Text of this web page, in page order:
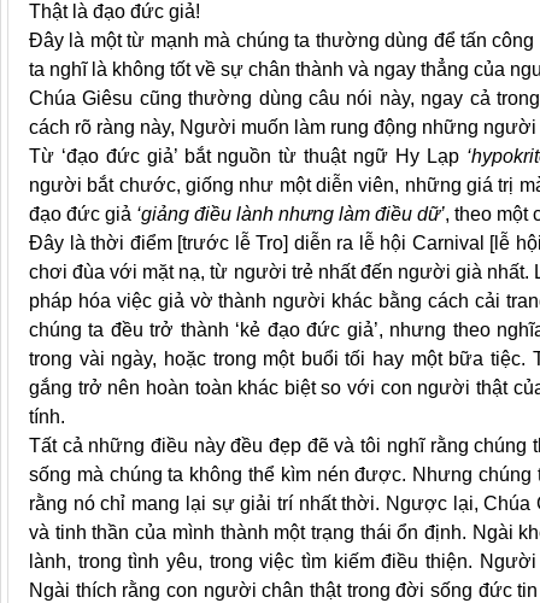
Thật là đạo đức giả!
Đây là một từ mạnh mà chúng ta thường dùng để tấn
ta nghĩ là không tốt về sự chân thành và ngay thẳng của
Chúa Giêsu cũng thường dùng câu nói này, ngay cả
cách rõ ràng này, Người muốn làm rung động những
Từ ‘đạo đức giả’ bắt nguồn từ thuật ngữ Hy Lạp
người bắt chước, giống như một diễn viên, những giá trị
đạo đức giả ‘giảng điều lành nhưng làm điều dữ’, theo một
Đây là thời điểm [trước lễ Tro] diễn ra lễ hội Carnival [lễ
chơi đùa với mặt nạ, từ người trẻ nhất đến người già
pháp hóa việc giả vờ thành người khác bằng cách cải
chúng ta đều trở thành ‘kẻ đạo đức giả’, nhưng theo
trong vài ngày, hoặc trong một buổi tối hay một bữa
gắng trở nên hoàn toàn khác biệt so với con người thật
tính.
Tất cả những điều này đều đẹp đẽ và tôi nghĩ rằng
sống mà chúng ta không thể kìm nén được. Nhưng
rằng nó chỉ mang lại sự giải trí nhất thời. Ngược lại, Chúa
và tinh thần của mình thành một trạng thái ổn định. Ngài
lành, trong tình yêu, trong việc tìm kiếm điều thiện.
Ngài thích rằng con người chân thật trong đời sống đức